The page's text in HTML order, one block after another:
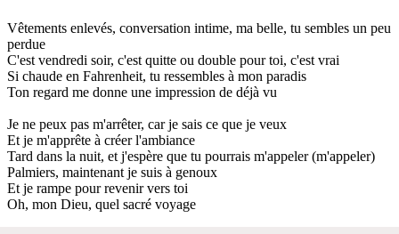
Vêtements enlevés, conversation intime, ma belle, tu sembles un peu
perdue
C'est vendredi soir, c'est quitte ou double pour toi, c'est vrai
Si chaude en Fahrenheit, tu ressembles à mon paradis
Ton regard me donne une impression de déjà vu
Je ne peux pas m'arrêter, car je sais ce que je veux
Et je m'apprête à créer l'ambiance
Tard dans la nuit, et j'espère que tu pourrais m'appeler (m'appeler)
Palmiers, maintenant je suis à genoux
Et je rampe pour revenir vers toi
Oh, mon Dieu, quel sacré voyage